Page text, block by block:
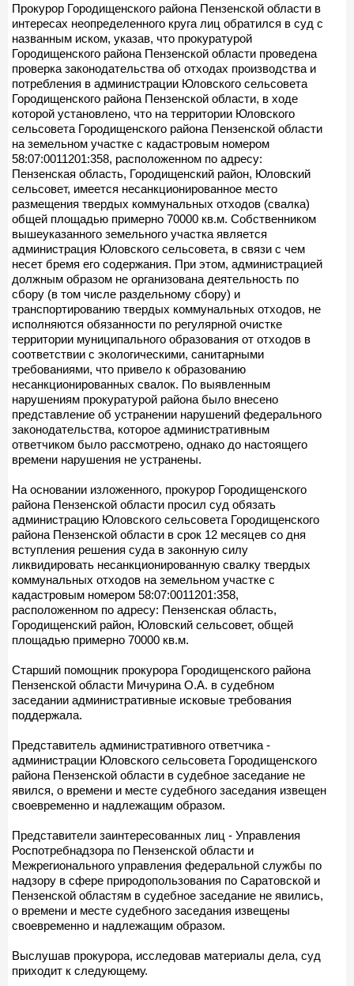
Прокурор Городищенского района Пензенской области в
интересах неопределенного круга лиц обратился в суд с
названным иском, указав, что прокуратурой
Городищенского района Пензенской области проведена
проверка законодательства об отходах производства и
потребления в администрации Юловского сельсовета
Городищенского района Пензенской области, в ходе
которой установлено, что на территории Юловского
сельсовета Городищенского района Пензенской области
на земельном участке с кадастровым номером
58:07:0011201:358, расположенном по адресу:
Пензенская область, Городищенский район, Юловский
сельсовет, имеется несанкционированное место
размещения твердых коммунальных отходов (свалка)
общей площадью примерно 70000 кв.м. Собственником
вышеуказанного земельного участка является
администрация Юловского сельсовета, в связи с чем
несет бремя его содержания. При этом, администрацией
должным образом не организована деятельность по
сбору (в том числе раздельному сбору) и
транспортированию твердых коммунальных отходов, не
исполняются обязанности по регулярной очистке
территории муниципального образования от отходов в
соответствии с экологическими, санитарными
требованиями, что привело к образованию
несанкционированных свалок. По выявленным
нарушениям прокуратурой района было внесено
представление об устранении нарушений федерального
законодательства, которое административным
ответчиком было рассмотрено, однако до настоящего
времени нарушения не устранены.
На основании изложенного, прокурор Городищенского
района Пензенской области просил суд обязать
администрацию Юловского сельсовета Городищенского
района Пензенской области в срок 12 месяцев со дня
вступления решения суда в законную силу
ликвидировать несанкционированную свалку твердых
коммунальных отходов на земельном участке с
кадастровым номером 58:07:0011201:358,
расположенном по адресу: Пензенская область,
Городищенский район, Юловский сельсовет, общей
площадью примерно 70000 кв.м.
Старший помощник прокурора Городищенского района
Пензенской области Мичурина О.А. в судебном
заседании административные исковые требования
поддержала.
Представитель административного ответчика -
администрации Юловского сельсовета Городищенского
района Пензенской области в судебное заседание не
явился, о времени и месте судебного заседания извещен
своевременно и надлежащим образом.
Представители заинтересованных лиц - Управления
Роспотребнадзора по Пензенской области и
Межрегионального управления федеральной службы по
надзору в сфере природопользования по Саратовской и
Пензенской областям в судебное заседание не явились,
о времени и месте судебного заседания извещены
своевременно и надлежащим образом.
Выслушав прокурора, исследовав материалы дела, суд
приходит к следующему.